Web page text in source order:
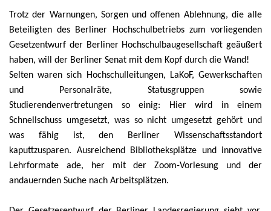
Trotz der Warnungen, Sorgen und offenen Ablehnung, die alle
Beteiligten des Berliner Hochschulbetriebs zum vorliegenden
Gesetzentwurf der Berliner Hochschulbaugesellschaft geäußert
haben, will der Berliner Senat mit dem Kopf durch die Wand!
Selten waren sich Hochschulleitungen, LaKoF, Gewerkschaften
und Personalräte, Statusgruppen sowie
Studierendenvertretungen so einig: Hier wird in einem
Schnellschuss umgesetzt, was so nicht umgesetzt gehört und
was fähig ist, den Berliner Wissenschaftsstandort
kaputtzusparen. Ausreichend Bibliotheksplätze und innovative
Lehrformate ade, her mit der Zoom-Vorlesung und der
andauernden Suche nach Arbeitsplätzen.